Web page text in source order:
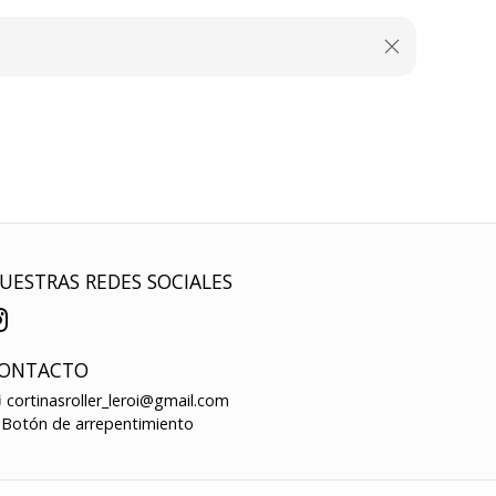
REDES SOCIALES
cortinasroller_leroi@gmail.com
Botón de arrepentimiento